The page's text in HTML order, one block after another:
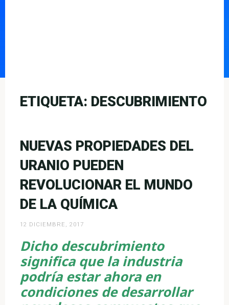
ETIQUETA: DESCUBRIMIENTO
NUEVAS PROPIEDADES DEL
URANIO PUEDEN
REVOLUCIONAR EL MUNDO
DE LA QUÍMICA
12 DICIEMBRE, 2017
Dicho descubrimiento
significa que la industria
podría estar ahora en
condiciones de desarrollar